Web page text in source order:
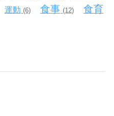
運動 (6) 食事 (12) 食育